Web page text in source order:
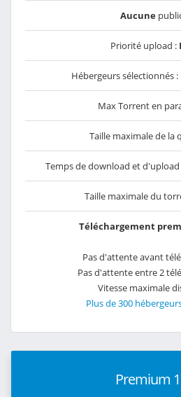
Aucune
Priorité upload :
Hébergeurs sélectionnés :
Max Torrent en
Taille maximale de la
Temps de download et
Taille maximale du
Téléchargement
Pas d'attente avant
Pas d'attente entre 2
Vitesse maximale
Plus de 300
Premium